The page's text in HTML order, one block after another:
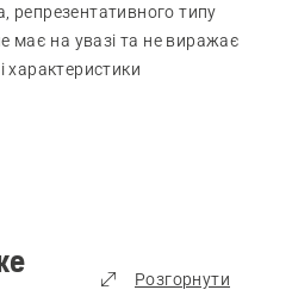
репрезентативного типу
має на увазі та не виражає
характеристики
Розгорнути